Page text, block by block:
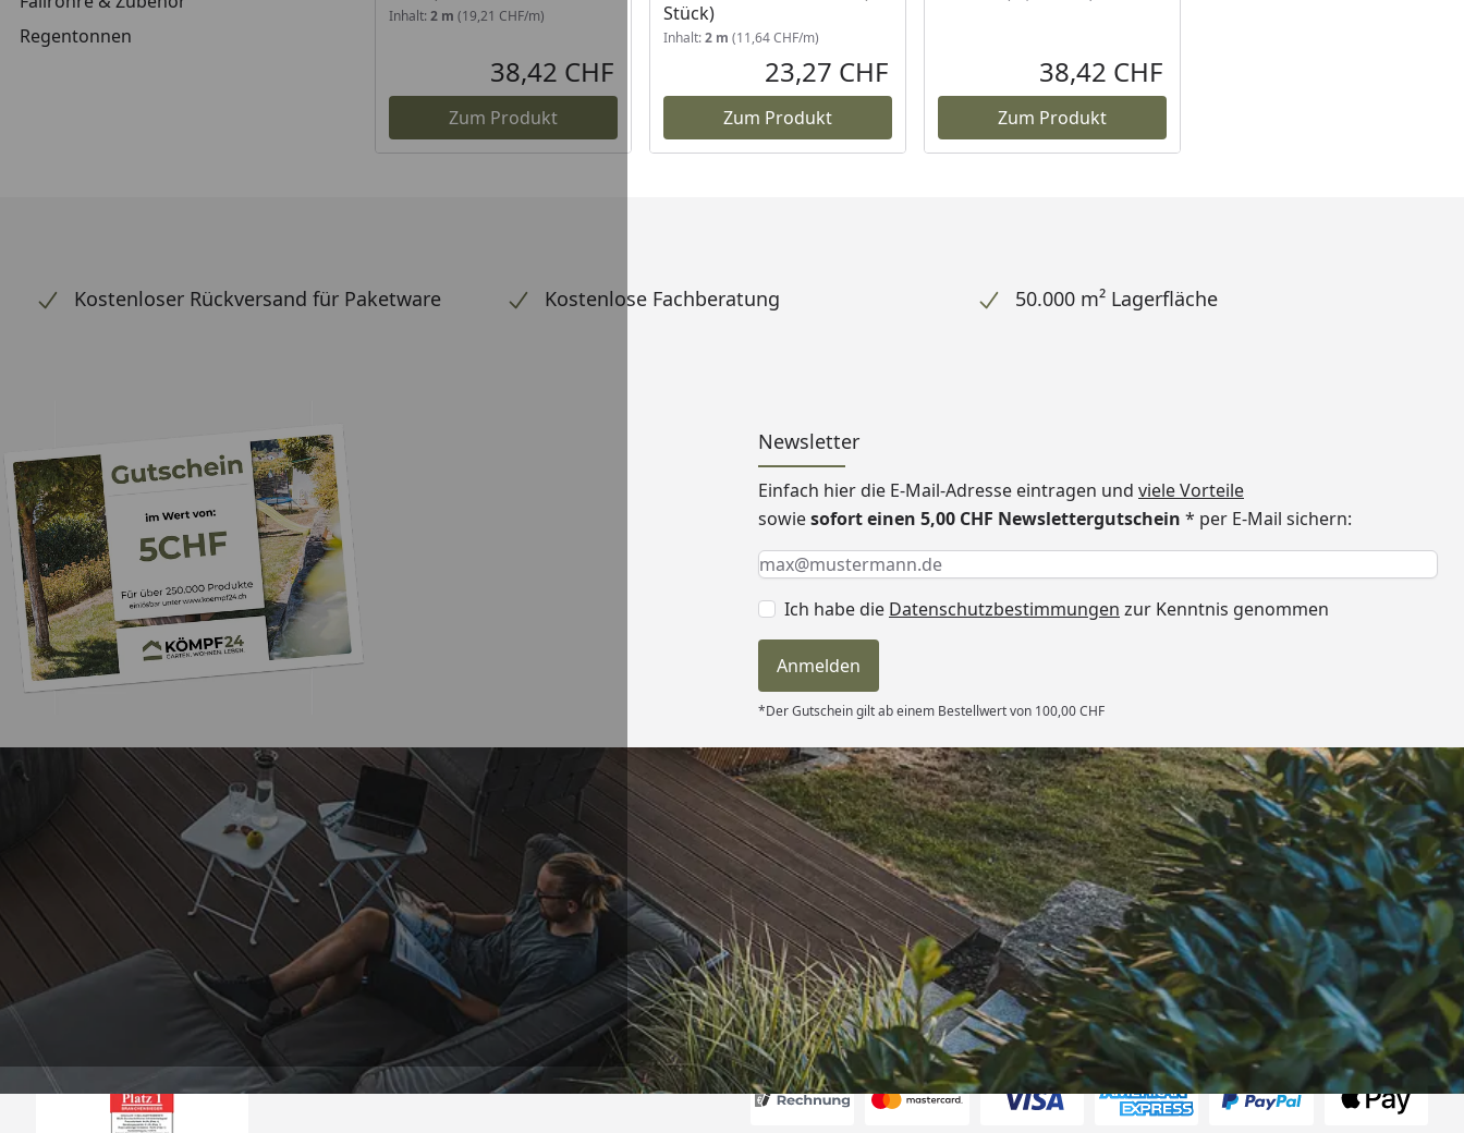
Regentonnen
Inhalt: 2 m (19,21 CHF/m)
38,42 CHF
Zum Produkt
Stück)
Inhalt:2 m (11,64 CHF/m)
23,27 CHF
Zum Produkt
38,42 CHF
Zum Produkt
Kostenloser Rückversand für Paketware Kostenlose Fachberatung 50.000 m² Lagerfläche
Newsletter
Einfach hier die E-Mail-Adresse eintragen und viele Vorteile
sowiesofort einen 5,00 CHF Newslettergutschein * per E-Mail sichern:
Keine Eingabe erforderlich
Eingabe erforderlich
E-Mail *
Ich habe die Datenschutzbestimmungen zur Kenntnis genommen
Anmelden
*Der Gutschein gilt ab einem Bestellwert von 100,00 CHF
Trusted Shops
4,81/ 5
25.961 Bewertungen
„Alles bestens, empfehle ich gerne
weiter.“
07.08.2026
Versand
Akzeptierte Zahlungsarten